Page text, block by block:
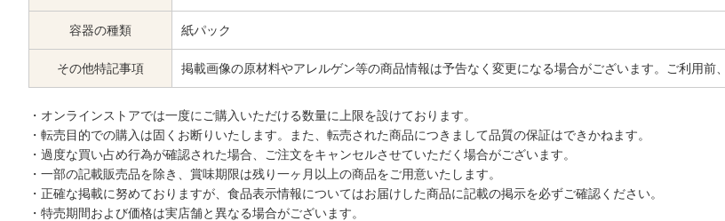
容器の種類 紙パック
その他特記事項 掲載画像の原材料やアレルゲン等の商品情報は予告なく変更になる場合がございます。ご利用前
・オンラインストアでは一度にご購入いただける数量に上限を設けております。
・転売目的での購入は固くお断りいたします。また、転売された商品につきまして品質の保証はできかねます。
・過度な買い占め行為が確認された場合、ご注文をキャンセルさせていただく場合がございます。
・一部の記載販売品を除き、賞味期限は残り一ヶ月以上の商品をご用意いたします。
・正確な掲載に努めておりますが、食品表示情報についてはお届けした商品に記載の掲示を必ずご確認ください。
・特売期間および価格は実店舗と異なる場合がございます。